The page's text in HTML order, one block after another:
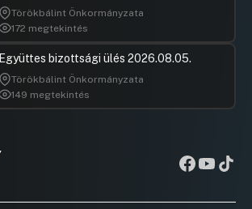
Törökbálint Önkormányzata
172 megtekintés
Együttes bizottsági ülés 2026.08.05.
Törökbálint Önkormányzata
149 megtekintés